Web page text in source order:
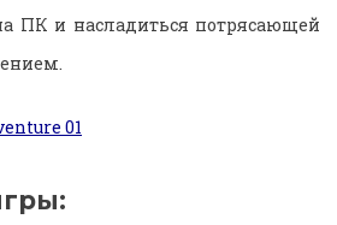
ПК и насладиться потрясающей